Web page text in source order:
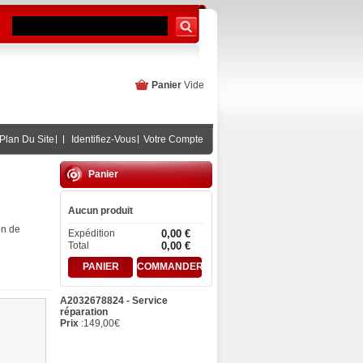
Panier Vide
Plan Du Site Identifiez-Vous Votre Compte
de
Panier
Aucun produit
Expédition
0,00 €
Total 0,00 €
PANIER COMMANDER
A2032678824 - Service
réparation
Prix :149,00€